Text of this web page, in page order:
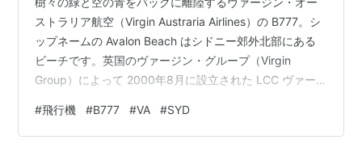
ストラリア航空（Virgin Austraria Airlines）の B777。シ
ップネームの Avalon Beach はシドニー郊外北部にある
ビーチです。英国のヴァージン・グループ（Virgin
Group）によって 2000年8月に設立された LCC ヴァー
アで 2001年のアンセット・オーストラリア（Ansett
Australia）破綻を契機に急成長を遂げました。 Virgin
#飛行機 #B777 #VA #SYD